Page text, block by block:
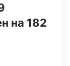
на 182